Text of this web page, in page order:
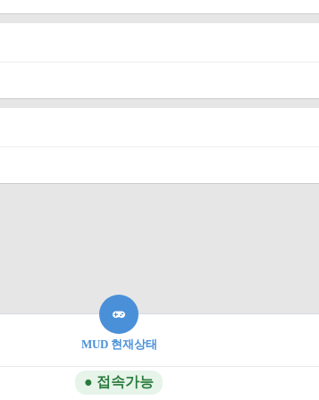
MUD 현재상태
● 접속가능